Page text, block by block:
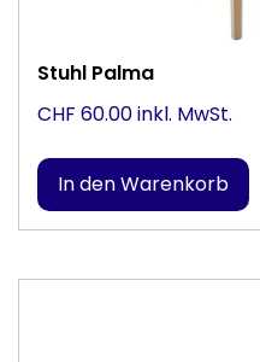
Stuhl Palma
CHF 60.00 inkl. MwSt.